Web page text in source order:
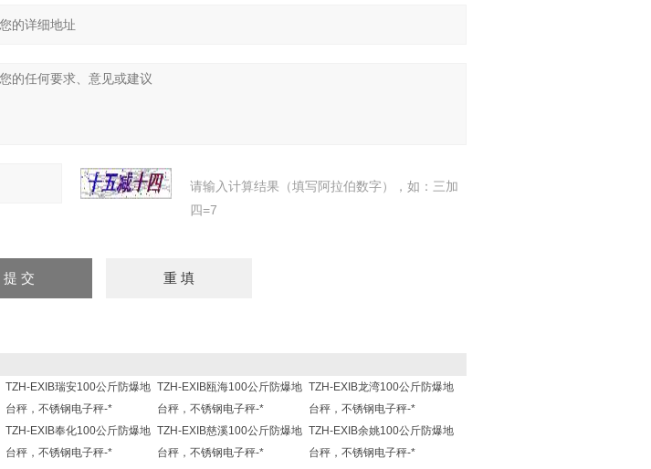
请输入计算结果（填写阿拉伯数字），如：三加
四=7
TZH-EXIB瑞安100公斤防爆地
台秤，不锈钢电子秤-*
TZH-EXIB瓯海100公斤防爆地
台秤，不锈钢电子秤-*
TZH-EXIB龙湾100公斤防爆地
台秤，不锈钢电子秤-*
TZH-EXIB奉化100公斤防爆地
台秤，不锈钢电子秤-*
TZH-EXIB慈溪100公斤防爆地
台秤，不锈钢电子秤-*
TZH-EXIB余姚100公斤防爆地
台秤，不锈钢电子秤-*